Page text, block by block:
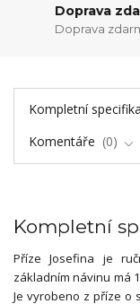
Doprava
Doprava
Kompletní
Komentáře
0
Kompletní
Příze Josefina je
základním návinu má
Je vyrobeno z příze o